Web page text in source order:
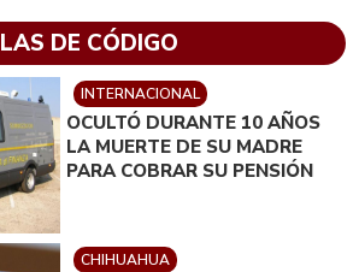
LAS DE CÓDIGO
INTERNACIONAL
OCULTÓ DURANTE 10 AÑOS
LA MUERTE DE SU MADRE
PARA COBRAR SU PENSIÓN
CHIHUAHUA